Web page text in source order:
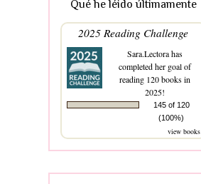
Qué he léido últimamente
2025 Reading Challenge
Sara.Lectorahas
completed her goal of
reading 120 books in
2025!
145 of 120
(100%)
view books